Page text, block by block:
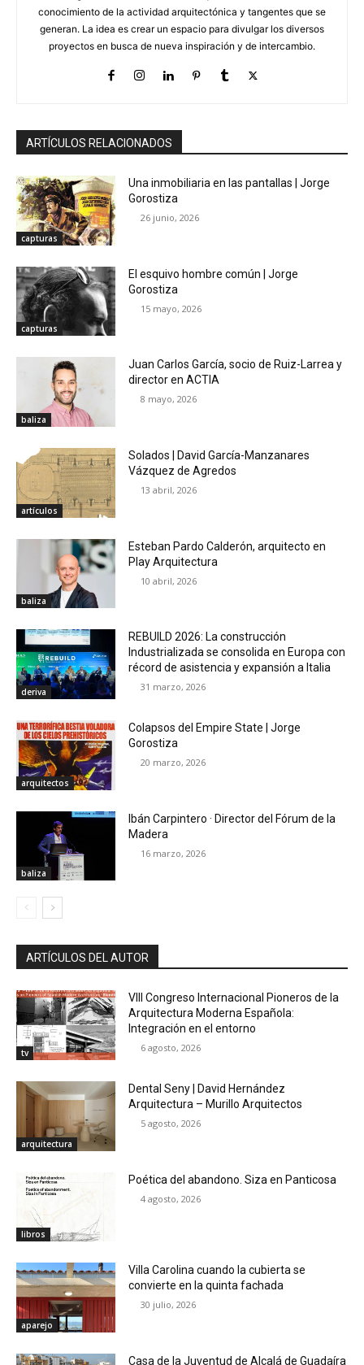
conocimiento de la actividad arquitectónica y tangentes que se
generan. La idea es crear un espacio para divulgar los diversos
proyectos en busca de nueva inspiración y de intercambio.
ARTÍCULOS RELACIONADOS
capturas
Una inmobiliaria en las pantallas | Jorge
Gorostiza
26 junio, 2026
capturas
El esquivo hombre común | Jorge
Gorostiza
15 mayo, 2026
baliza
Juan Carlos García, socio de Ruiz-Larrea y
director en ACTIA
8 mayo, 2026
artículos
Solados | David García-Manzanares
Vázquez de Agredos
13 abril, 2026
baliza
Esteban Pardo Calderón, arquitecto en
Play Arquitectura
10 abril, 2026
deriva
REBUILD 2026: La construcción
Industrializada se consolida en Europa con
récord de asistencia y expansión a Italia
31 marzo, 2026
arquitectos
Colapsos del Empire State | Jorge
Gorostiza
20 marzo, 2026
baliza
Ibán Carpintero · Director del Fórum de la
Madera
16 marzo, 2026
ARTÍCULOS DEL AUTOR
tv
VIII Congreso Internacional Pioneros de la
Arquitectura Moderna Española:
Integración en el entorno
6 agosto, 2026
arquitectura
Dental Seny | David Hernández
Arquitectura – Murillo Arquitectos
5 agosto, 2026
libros
Poética del abandono. Siza en Panticosa
4 agosto, 2026
aparejo
Villa Carolina cuando la cubierta se
convierte en la quinta fachada
30 julio, 2026
Casa de la Juventud de Alcalá de Guadaíra